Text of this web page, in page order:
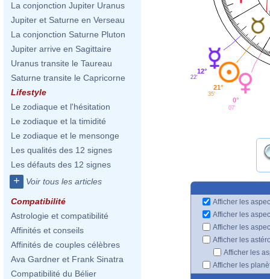
La conjonction Jupiter Uranus
Jupiter et Saturne en Verseau
La conjonction Saturne Pluton
Jupiter arrive en Sagittaire
Uranus transite le Taureau
Saturne transite le Capricorne
Lifestyle
Le zodiaque et l'hésitation
Le zodiaque et la timidité
Le zodiaque et le mensonge
Les qualités des 12 signes
Les défauts des 12 signes
+ Voir tous les articles
Compatibilité
Astrologie et compatibilité
Affinités et conseils
Affinités de couples célèbres
Ava Gardner et Frank Sinatra
Compatibilité du Bélier
12°
22'
21°
35'
0°
07'
Afficher les
Afficher les
Afficher les
Afficher les
Afficher les
Afficher les